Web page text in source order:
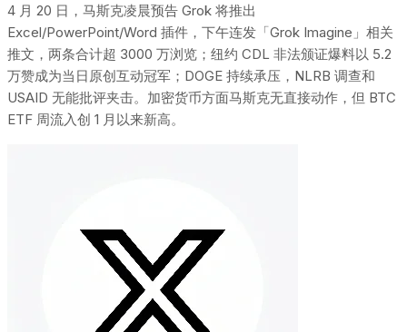
4 月 20 日，马斯克凌晨预告 Grok 将推出
Excel/PowerPoint/Word 插件，下午连发「Grok Imagine」相关
推文，两条合计超 3000 万浏览；纽约 CDL 非法颁证爆料以 5.2
万赞成为当日原创互动冠军；DOGE 持续承压，NLRB 调查和
USAID 无能批评夹击。加密货币方面马斯克无直接动作，但 BTC
ETF 周流入创 1 月以来新高。